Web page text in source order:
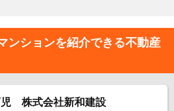
ンションを紹介できる不動産
株式会社新和建設